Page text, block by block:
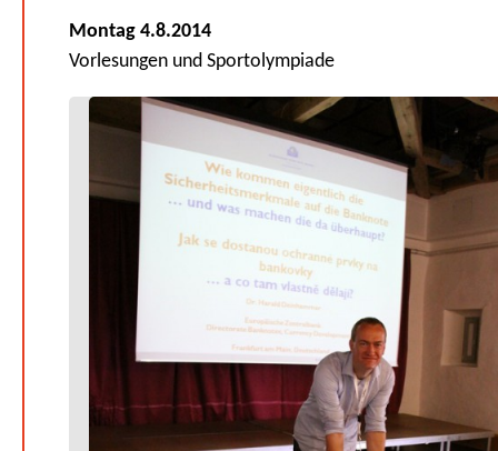
Montag 4.8.2014
Vorlesungen und Sportolympiade